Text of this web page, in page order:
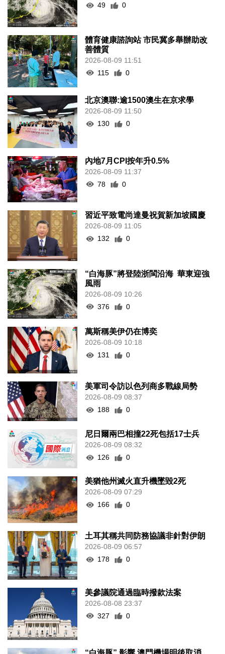
49
0
體育健康諮詢站 市民冀多舉辦助改
善體質
2026-08-09 11:51
115
0
北京澳聯:逾1500澳生在京求學
2026-08-09 11:50
130
0
內地7月CPI按年升0.5%
2026-08-09 11:37
78
0
習近平致電尚達曼祝賀新加坡國慶
2026-08-09 11:05
132
0
“白海豚”將登陸浙閩沿海 華東迎強
風雨
2026-08-09 10:26
376
0
萬斯稱美伊仍在博奕
2026-08-09 10:18
131
0
美軍司令訪以色列商多戰線局勢
2026-08-09 08:37
188
0
尼日爾兩巴相撞22死包括17士兵
2026-08-09 08:32
126
0
美猶他州滅火直升機墜毀2死
2026-08-09 07:29
166
0
土耳其稱共同防務協議非針對伊朗
2026-08-09 06:57
178
0
美參議院通過臨時撥款法案
2026-08-08 23:37
327
0